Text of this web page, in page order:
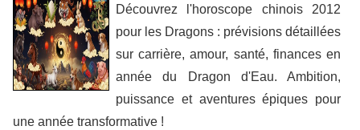
Découvrez l'horoscope chinois 2012
pour les Dragons : prévisions détaillées
sur carrière, amour, santé, finances en
année du Dragon d'Eau. Ambition,
puissance et aventures épiques pour
une année transformative !